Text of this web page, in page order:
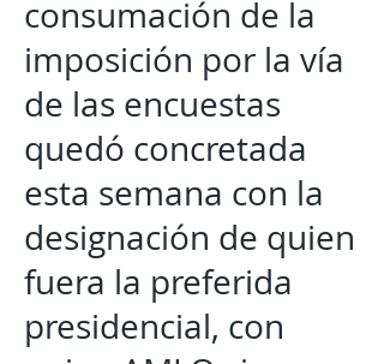
consumación de la
imposición por la vía
de las encuestas
quedó concretada
esta semana con la
designación de quien
fuera la preferida
presidencial, con